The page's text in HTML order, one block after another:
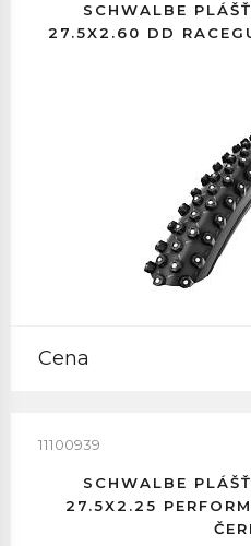
SCHWALBE
27.5X2.60 DD
Cena
11100939
SCHWALBE
27.5X2.25